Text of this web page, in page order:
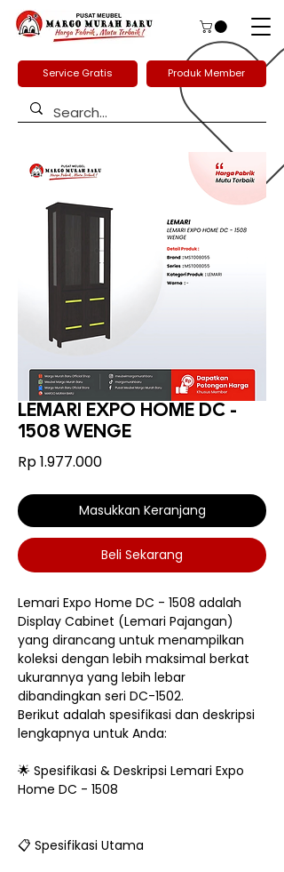
Service Gratis Produk Member
LEMARI EXPO HOME DC -
1508 WENGE
Rp 1.977.000Harga
Masukkan Keranjang
Beli Sekarang
Lemari Expo Home DC - 1508 adalah
Display Cabinet (Lemari Pajangan)
yang dirancang untuk menampilkan
koleksi dengan lebih maksimal berkat
ukurannya yang lebih lebar
dibandingkan seri DC-1502.
Berikut adalah spesifikasi dan deskripsi
lengkapnya untuk Anda:
🌟 Spesifikasi & Deskripsi Lemari Expo
Home DC - 1508
📋 Spesifikasi Utama